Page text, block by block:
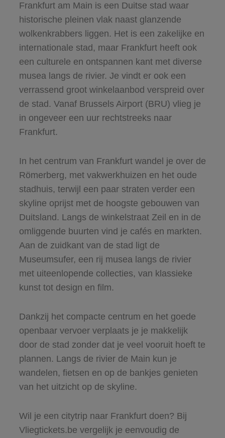
Frankfurt am Main is een Duitse stad waar
historische pleinen vlak naast glanzende
wolkenkrabbers liggen. Het is een zakelijke en
internationale stad, maar Frankfurt heeft ook
een culturele en ontspannen kant met diverse
musea langs de rivier. Je vindt er ook een
verrassend groot winkelaanbod verspreid over
de stad. Vanaf Brussels Airport (BRU) vlieg je
in ongeveer een uur rechtstreeks naar
Frankfurt.
In het centrum van Frankfurt wandel je over de
Römerberg, met vakwerkhuizen en het oude
stadhuis, terwijl een paar straten verder een
skyline oprijst met de hoogste gebouwen van
Duitsland. Langs de winkelstraat Zeil en in de
omliggende buurten vind je cafés en markten.
Aan de zuidkant van de stad ligt de
Museumsufer, een rij musea langs de rivier
met uiteenlopende collecties, van klassieke
kunst tot design en film.
Dankzij het compacte centrum en het goede
openbaar vervoer verplaats je je makkelijk
door de stad zonder dat je veel vooruit hoeft te
plannen. Langs de rivier de Main kun je
wandelen, fietsen en op de bankjes genieten
van het uitzicht op de skyline.
Wil je een citytrip naar Frankfurt doen? Bij
Vliegtickets.be vergelijk je eenvoudig de